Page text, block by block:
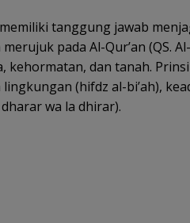
tanggung jawab
pada Al-Qur’an (QS.
kehormatan, dan tanah.
(hifdz al-bi’ah),
wa la dhirar).